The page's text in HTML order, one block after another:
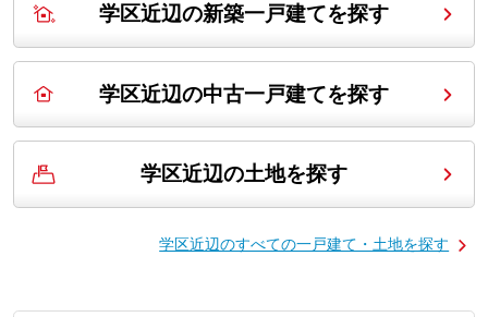
学区近辺の新築一戸建てを探す
学区近辺の中古一戸建てを探す
学区近辺の土地を探す
学区近辺のすべての一戸建て・土地を探す